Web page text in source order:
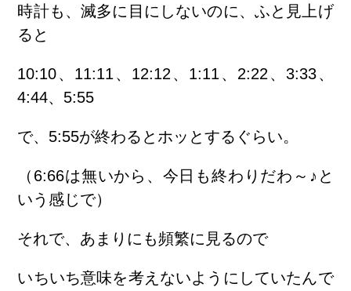
時計も、滅多に目にしないのに、ふと見上げ
ると
10:10、11:11、12:12、1:11、2:22、3:33、
4:44、5:55
で、5:55が終わるとホッとするぐらい。
（6:66は無いから、今日も終わりだわ～♪と
いう感じで）
それで、あまりにも頻繁に見るので
いちいち意味を考えないようにしていたんで